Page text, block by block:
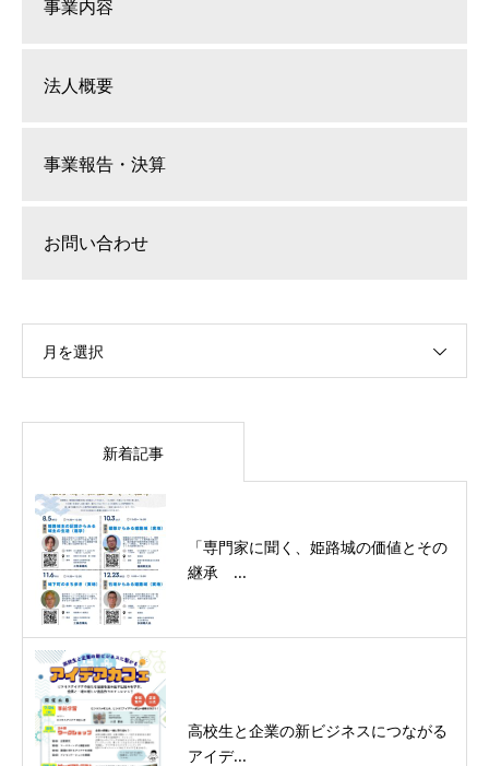
事業内容
法人概要
事業報告・決算
お問い合わせ
月を選択
新着記事
「専門家に聞く、姫路城の価値とその
継承 ...
高校生と企業の新ビジネスにつながる
アイデ...